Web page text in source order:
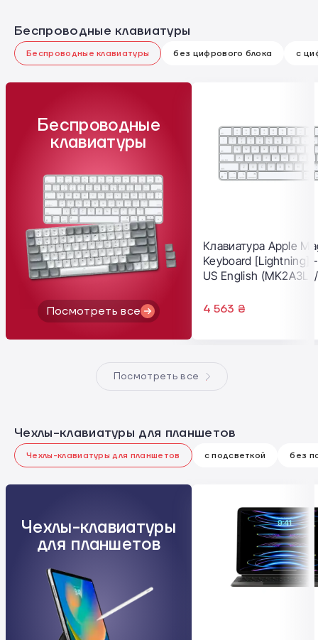
Беспроводные клавиатуры
Беспроводные клавиатуры без цифрового блока с
Беспроводные
клавиатуры
Посмотреть все
Клавиатура Apple
Keyboard [Lightning] -
US English
4 563 ₴
Посмотреть все
Чехлы-клавиатуры для планшетов
Чехлы-клавиатуры для планшетов с подсветкой без
Чехлы-клавиатуры
для планшетов